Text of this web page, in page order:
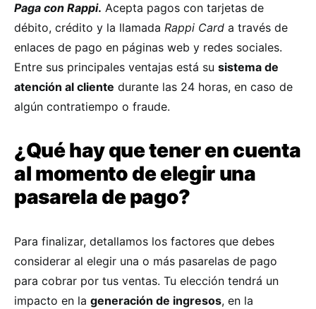
Paga con Rappi. Acepta pagos con tarjetas de
débito, crédito y la llamada Rappi Card a través de
enlaces de pago en páginas web y redes sociales.
Entre sus principales ventajas está su sistema de
atención al cliente durante las 24 horas, en caso de
algún contratiempo o fraude.
¿Qué hay que tener en cuenta
al momento de elegir una
pasarela de pago?
Para finalizar, detallamos los factores que debes
considerar al elegir una o más pasarelas de pago
para cobrar por tus ventas. Tu elección tendrá un
impacto en la generación de ingresos, en la